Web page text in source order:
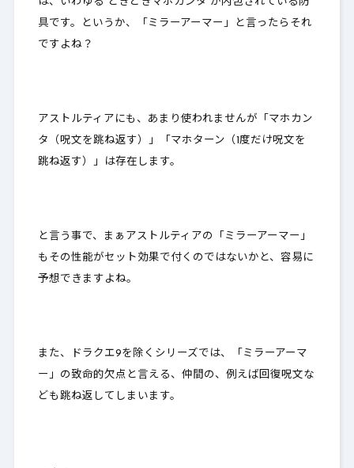
具です。というか、「ミラーアーマー」と言ったらそれ
ですよね？
アストルティアにも、あまり使われませんが「マホカン
タ（呪文を跳ね返す）」「マホターン（1度だけ呪文を
跳ね返す）」は存在します。
と言う事で、まぁアストルティアの「ミラーアーマー」
もその性能がセット効果で付くのではないかと、容易に
予想できますよね。
また、ドラクエ9を除くシリーズでは、「ミラーアーマ
ー」の致命的欠点と言える、仲間の、例えば回復呪文な
ども跳ね返してしまいます。